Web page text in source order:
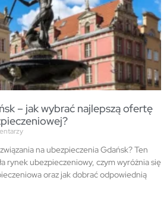
– jak wybrać najlepszą ofertę
na ubezpieczenia Gdańsk? Ten
rynek ubezpieczeniowy, czym wyróżnia się
oraz jak dobrać odpowiednią